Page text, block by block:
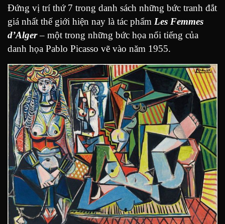
Đứng vị trí thứ 7 trong danh sách những bức tranh đắt
giá nhất thế giới hiện nay là tác phẩm Les Femmes
d’Alger– một trong những bức họa nổi tiếng của
danh họa Pablo Picasso vẽ vào năm 1955.